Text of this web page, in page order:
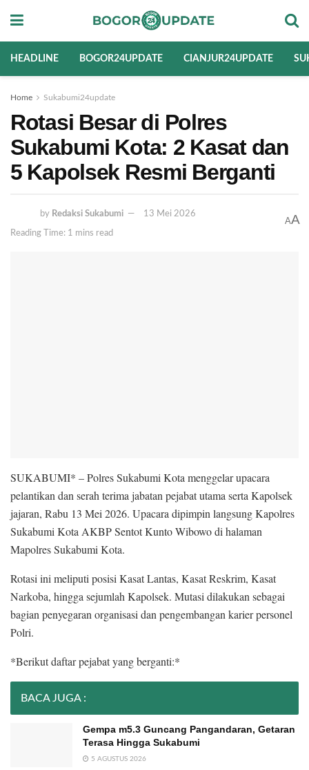
HEADLINE BOGOR24UPDATE CIANJUR24UPDATE
Home Sukabumi24update
Rotasi Besar di Polres
Sukabumi Kota: 2 Kasat dan
5 Kapolsek Resmi Berganti
by Redaksi Sukabumi 13 Mei 2026
Reading Time: 1 mins read
AA
SUKABUMI* – Polres Sukabumi Kota menggelar upacara
pelantikan dan serah terima jabatan pejabat utama serta Kapolsek
jajaran, Rabu 13 Mei 2026. Upacara dipimpin langsung Kapolres
Sukabumi Kota AKBP Sentot Kunto Wibowo di halaman
Mapolres Sukabumi Kota.
Rotasi ini meliputi posisi Kasat Lantas, Kasat Reskrim, Kasat
Narkoba, hingga sejumlah Kapolsek. Mutasi dilakukan sebagai
bagian penyegaran organisasi dan pengembangan karier personel
Polri.
*Berikut daftar pejabat yang berganti:*
BACA JUGA :
Gempa m5.3 Guncang Pangandaran, Getaran
Terasa Hingga Sukabumi
5 AGUSTUS 2026